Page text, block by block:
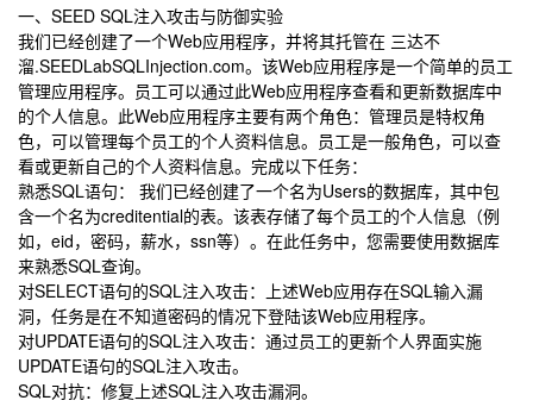
一、SEED SQL注入攻击与防御实验
我们已经创建了一个Web应用程序，并将其托管在 三达不
溜.SEEDLabSQLInjection.com。该Web应用程序是一个简单的员工
管理应用程序。员工可以通过此Web应用程序查看和更新数据库中
的个人信息。此Web应用程序主要有两个角色：管理员是特权角
色，可以管理每个员工的个人资料信息。员工是一般角色，可以查
看或更新自己的个人资料信息。完成以下任务：
熟悉SQL语句： 我们已经创建了一个名为Users的数据库，其中包
含一个名为creditential的表。该表存储了每个员工的个人信息（例
如，eid，密码，薪水，ssn等）。在此任务中，您需要使用数据库
来熟悉SQL查询。
对SELECT语句的SQL注入攻击：上述Web应用存在SQL输入漏
洞，任务是在不知道密码的情况下登陆该Web应用程序。
对UPDATE语句的SQL注入攻击：通过员工的更新个人界面实施
UPDATE语句的SQL注入攻击。
SQL对抗：修复上述SQL注入攻击漏洞。